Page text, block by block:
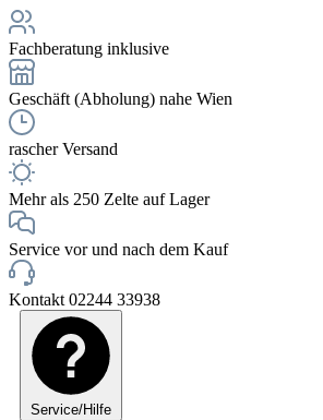
Fachberatung inklusive
Geschäft (Abholung) nahe Wien
rascher Versand
Mehr als 250 Zelte auf Lager
Service vor und nach dem Kauf
Kontakt 02244 33938
Service/Hilfe